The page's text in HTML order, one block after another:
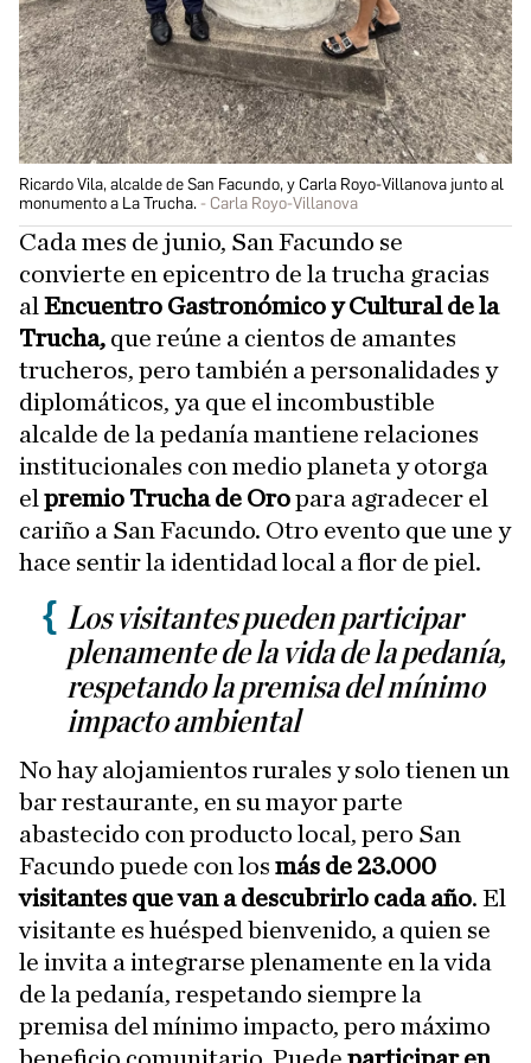
Ricardo Vila, alcalde de San Facundo, y Carla Royo-Villanova junto al
monumento a La Trucha.
Carla Royo-Villanova
Cada mes de junio, San Facundo se
convierte en epicentro de la trucha gracias
al Encuentro Gastronómico y Cultural de la
Trucha, que reúne a cientos de amantes
trucheros, pero también a personalidades y
diplomáticos, ya que el incombustible
alcalde de la pedanía mantiene relaciones
institucionales con medio planeta y otorga
el premio Trucha de Oropara agradecer el
cariño a San Facundo. Otro evento que une y
hace sentir la identidad local a flor de piel.
Los visitantes pueden participar
plenamente de la vida de la pedanía,
respetando la premisa del mínimo
impacto ambiental
No hay alojamientos rurales y solo tienen un
bar restaurante, en su mayor parte
abastecido con producto local, pero San
Facundo puede con los más de 23.000
visitantes que van a descubrirlo cada año. El
visitante es huésped bienvenido, a quien se
le invita a integrarse plenamente en la vida
de la pedanía, respetando siempre la
premisa del mínimo impacto, pero máximo